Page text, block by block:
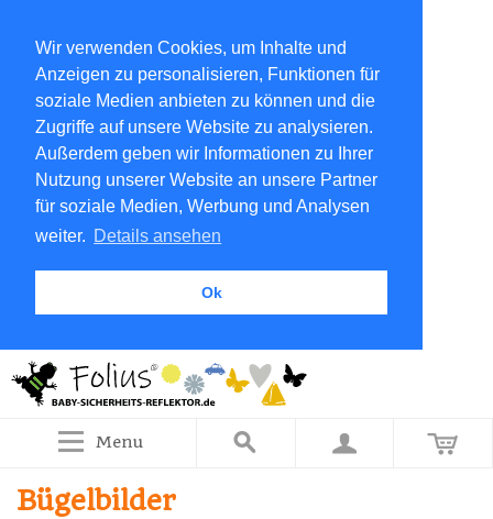
Wir verwenden Cookies, um Inhalte und
Anzeigen zu personalisieren, Funktionen für
soziale Medien anbieten zu können und die
Zugriffe auf unsere Website zu analysieren.
Außerdem geben wir Informationen zu Ihrer
Nutzung unserer Website an unsere Partner
für soziale Medien, Werbung und Analysen
weiter. Details ansehen
Ok
Menu
Bügelbilder